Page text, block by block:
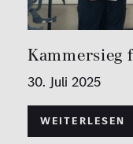
Kammersieg
30. Juli 2025
Weiterlesen